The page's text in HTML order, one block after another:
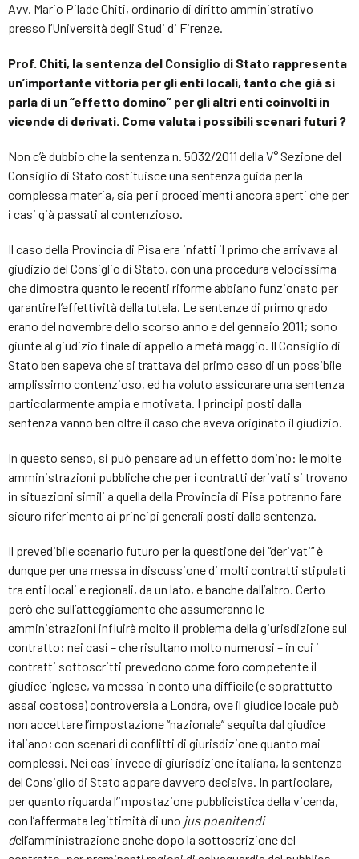
Avv. Mario Pilade Chiti, ordinario di diritto amministrativo
presso l’Università degli Studi di Firenze.
Prof. Chiti, la sentenza del Consiglio di Stato rappresenta
un’importante vittoria per gli enti locali, tanto che già si
parla di un “effetto domino” per gli altri enti coinvolti in
vicende di derivati. Come valuta i possibili scenari futuri ?
Non c’è dubbio che la sentenza n. 5032/2011 della V° Sezione del
Consiglio di Stato costituisce una sentenza guida per la
complessa materia, sia per i procedimenti ancora aperti che per
i casi già passati al contenzioso.
Il caso della Provincia di Pisa era infatti il primo che arrivava al
giudizio del Consiglio di Stato, con una procedura velocissima
che dimostra quanto le recenti riforme abbiano funzionato per
garantire l’effettività della tutela. Le sentenze di primo grado
erano del novembre dello scorso anno e del gennaio 2011; sono
giunte al giudizio finale di appello a metà maggio. Il Consiglio di
Stato ben sapeva che si trattava del primo caso di un possibile
amplissimo contenzioso, ed ha voluto assicurare una sentenza
particolarmente ampia e motivata. I principi posti dalla
sentenza vanno ben oltre il caso che aveva originato il giudizio.
In questo senso, si può pensare ad un effetto domino: le molte
amministrazioni pubbliche che per i contratti derivati si trovano
in situazioni simili a quella della Provincia di Pisa potranno fare
sicuro riferimento ai principi generali posti dalla sentenza.
Il prevedibile scenario futuro per la questione dei “derivati” è
dunque per una messa in discussione di molti contratti stipulati
tra enti locali e regionali, da un lato, e banche dall’altro. Certo
però che sull’atteggiamento che assumeranno le
amministrazioni influirà molto il problema della giurisdizione sul
contratto: nei casi – che risultano molto numerosi – in cui i
contratti sottoscritti prevedono come foro competente il
giudice inglese, va messa in conto una difficile (e soprattutto
assai costosa) controversia a Londra, ove il giudice locale può
non accettare l’impostazione “nazionale” seguita dal giudice
italiano; con scenari di conflitti di giurisdizione quanto mai
complessi. Nei casi invece di giurisdizione italiana, la sentenza
del Consiglio di Stato appare davvero decisiva. In particolare,
per quanto riguarda l’impostazione pubblicistica della vicenda,
con l’affermata legittimità di uno jus poenitendi
dell’amministrazione anche dopo la sottoscrizione del